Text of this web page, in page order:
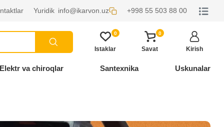
Yuridik info@ikarvon.uz +998 55 503 88 00
0
Istaklar
0
Savat Kirish
va chiroqlar Santexnika Uskunalar